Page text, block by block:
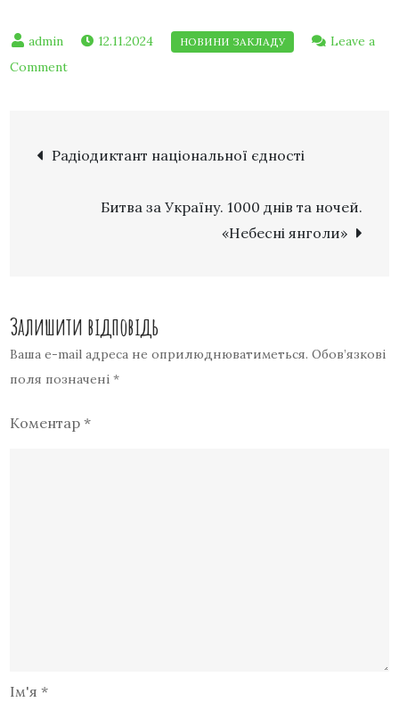
12.11.2024
Leave a
Comment
Радіодиктант національної єдності
Битва за Україну. 1000 днів та ночей.
«Небесні янголи»
Залишити відповідь
Ваша e-mail адреса не оприлюднюватиметься. Обов’язкові
поля позначені*
Коментар*
Ім'я*